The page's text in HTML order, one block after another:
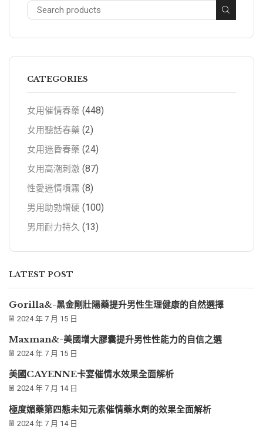
CATEGORIES
女用催情春藥 (448)
女用聽話春藥 (2)
女用迷昏春藥 (24)
女用高潮刺激 (87)
性愛迷情噴霧 (8)
男用助勃增硬 (100)
男用耐力持久 (13)
LATEST POST
Gorilla&-黑金剛壯陽藥提升男性生理健康的自然選擇
2024 年 7 月 15 日
Maxman&-美國增大膠囊提升男性性能力的自信之選
2024 年 7 月 15 日
美國CAYENNE卡宴催情水效果全面解析
2024 年 7 月 14 日
極度媚藥第四態未知元素催情藥水劑的效果全面解析
2024 年 7 月 14 日